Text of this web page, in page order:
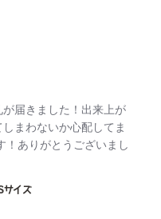
届きました！出来上が
まわないか心配してま
！ありがとうございまし
サイズ